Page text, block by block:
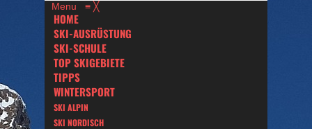
Menu ≡ ╳
HOME
SKI-AUSRÜSTUNG
SKI-SCHULE
TOP SKIGEBIETE
TIPPS
WINTERSPORT
SKI ALPIN
SKI NORDISCH